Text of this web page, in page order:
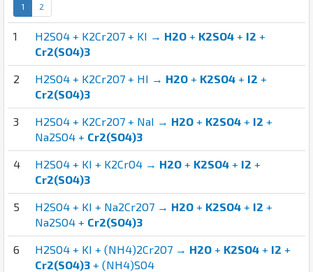
1 2
1 H2SO4 + K2Cr2O7 + KI → H2O + K2SO4 + I2 +
Cr2(SO4)3
2 H2SO4 + K2Cr2O7 + HI → H2O + K2SO4 + I2 +
Cr2(SO4)3
3 H2SO4 + K2Cr2O7 + NaI → H2O + K2SO4 + I2 +
Na2SO4 + Cr2(SO4)3
4 H2SO4 + KI + K2CrO4 → H2O + K2SO4 + I2 +
Cr2(SO4)3
5 H2SO4 + KI + Na2Cr2O7 → H2O + K2SO4 + I2 +
Na2SO4 + Cr2(SO4)3
6 H2SO4 + KI + (NH4)2Cr2O7 → H2O + K2SO4 + I2 +
Cr2(SO4)3 + (NH4)SO4